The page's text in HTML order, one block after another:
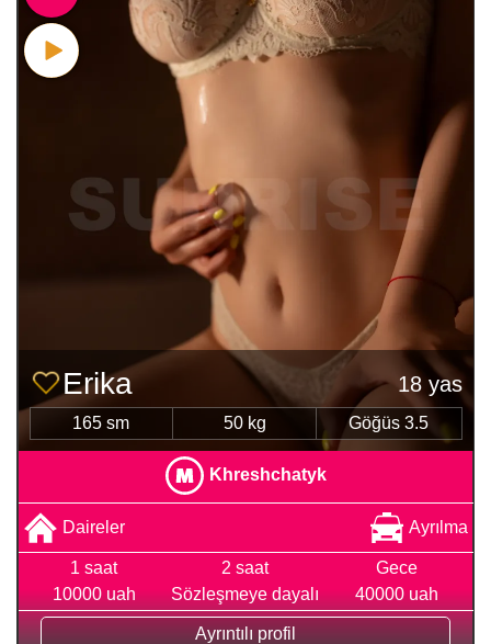
Erika 18 yas
165 sm 50 kg Göğüs 3.5
Khreshchatyk
Daireler Ayrılma
1 saat
10000 uah
2 saat
Sözleşmeye dayalı
Gece
40000 uah
Ayrıntılı profil